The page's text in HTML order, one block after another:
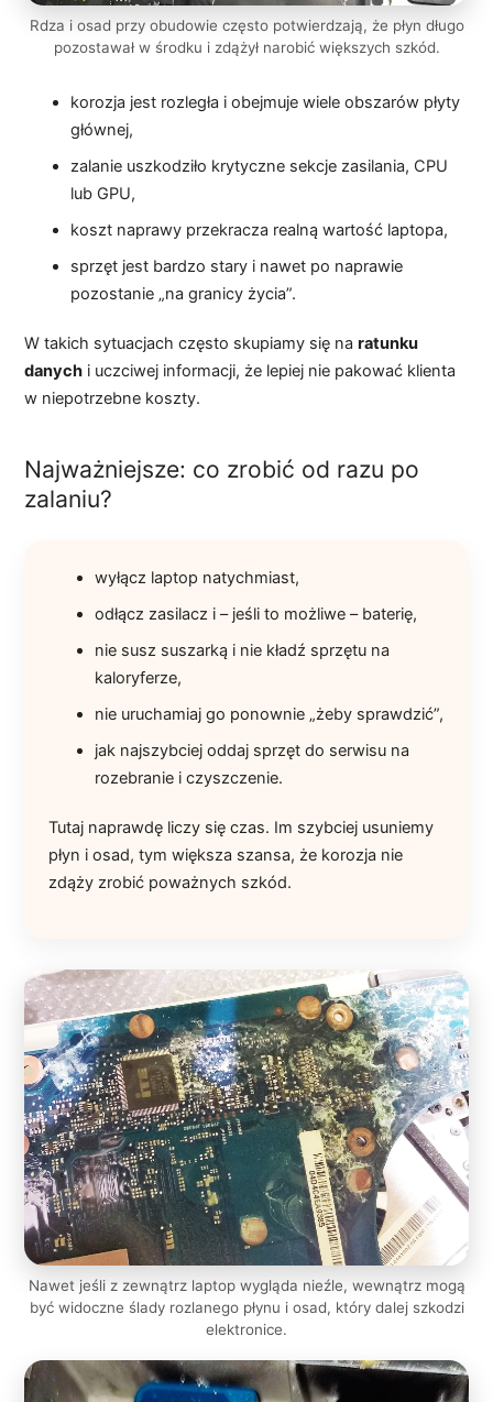
Rdza i osad przy obudowie często potwierdzają, że płyn długo
pozostawał w środku i zdążył narobić większych szkód.
korozja jest rozległa i obejmuje wiele obszarów płyty
głównej,
zalanie uszkodziło krytyczne sekcje zasilania, CPU
lub GPU,
koszt naprawy przekracza realną wartość laptopa,
sprzęt jest bardzo stary i nawet po naprawie
pozostanie „na granicy życia”.
W takich sytuacjach często skupiamy się naratunku
danych i uczciwej informacji, że lepiej nie pakować klienta
w niepotrzebne koszty.
Najważniejsze: co zrobić od razu po
zalaniu?
wyłącz laptop natychmiast,
odłącz zasilacz i – jeśli to możliwe – baterię,
nie susz suszarką i nie kładź sprzętu na
kaloryferze,
nie uruchamiaj go ponownie „żeby sprawdzić”,
jak najszybciej oddaj sprzęt do serwisu na
rozebranie i czyszczenie.
Tutaj naprawdę liczy się czas. Im szybciej usuniemy
płyn i osad, tym większa szansa, że korozja nie
zdąży zrobić poważnych szkód.
Nawet jeśli z zewnątrz laptop wygląda nieźle, wewnątrz mogą
być widoczne ślady rozlanego płynu i osad, który dalej szkodzi
elektronice.